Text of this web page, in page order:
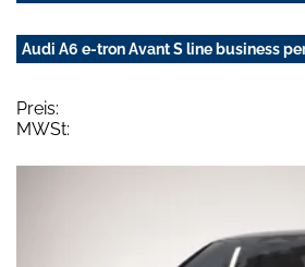
Audi A6 e-tron Avant S line business
Preis:
MWSt: